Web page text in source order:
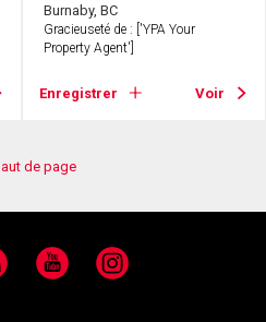
Burnaby, BC
Gracieuseté de : ['YPA Your
Property Agent']
Enregistrer Voir
de page
YouTube Instagram